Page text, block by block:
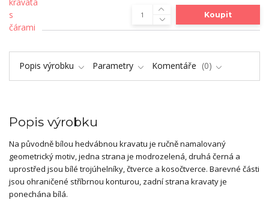
Koupit
Popis výrobku Parametry Komentáře 0
Popis výrobku
Na původně bílou hedvábnou kravatu je ručně namalovaný
geometrický motiv, jedna strana je modrozelená, druhá černá a
uprostřed jsou bílé trojúhelníky, čtverce a kosočtverce. Barevné části
jsou ohraničené stříbrnou konturou, zadní strana kravaty je
ponechána bílá.